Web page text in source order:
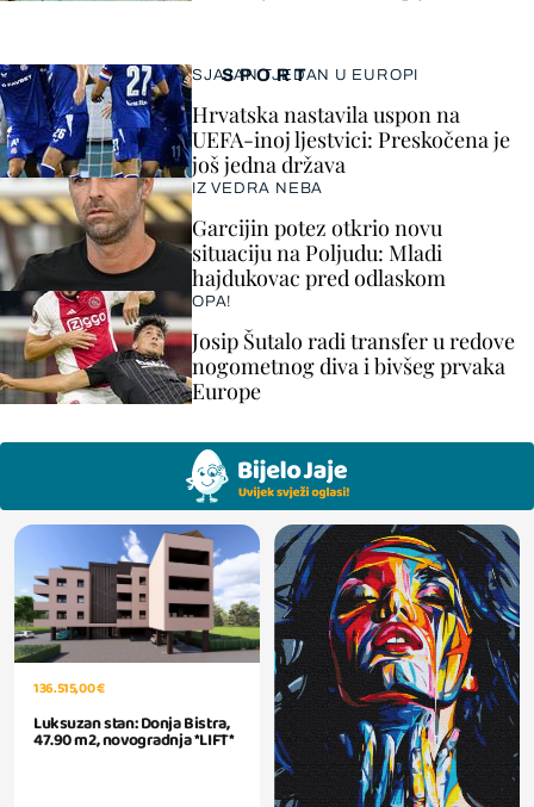
SPORT
SJAJAN TJEDAN U EUROPI
Hrvatska nastavila uspon na
UEFA-inoj ljestvici: Preskočena je
još jedna država
IZ VEDRA NEBA
Garcijin potez otkrio novu
situaciju na Poljudu: Mladi
hajdukovac pred odlaskom
OPA!
Josip Šutalo radi transfer u redove
nogometnog diva i bivšeg prvaka
Europe
136.515,00 €
Luksuzan stan: Donja Bistra,
47.90 m2, novogradnja *LIFT*